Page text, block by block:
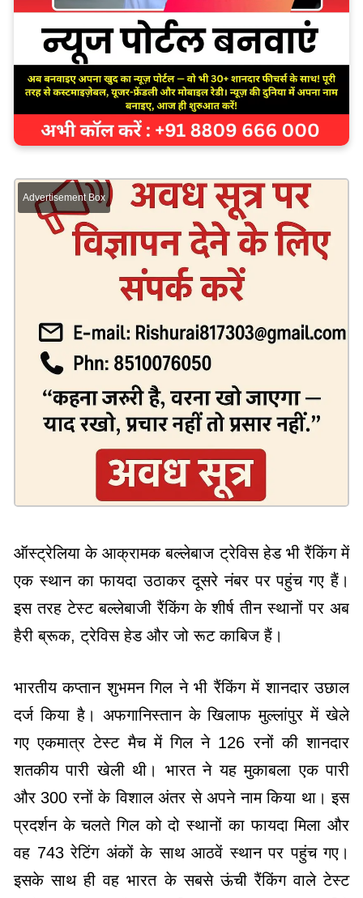
Advertisement Box
ऑस्ट्रेलिया के आक्रामक बल्लेबाज ट्रेविस हेड भी रैंकिंग में
एक स्थान का फायदा उठाकर दूसरे नंबर पर पहुंच गए हैं।
इस तरह टेस्ट बल्लेबाजी रैंकिंग के शीर्ष तीन स्थानों पर अब
हैरी ब्रूक, ट्रेविस हेड और जो रूट काबिज हैं।
भारतीय कप्तान शुभमन गिल ने भी रैंकिंग में शानदार उछाल
दर्ज किया है। अफगानिस्तान के खिलाफ मुल्लांपुर में खेले
गए एकमात्र टेस्ट मैच में गिल ने 126 रनों की शानदार
शतकीय पारी खेली थी। भारत ने यह मुकाबला एक पारी
और 300 रनों के विशाल अंतर से अपने नाम किया था। इस
प्रदर्शन के चलते गिल को दो स्थानों का फायदा मिला और
वह 743 रेटिंग अंकों के साथ आठवें स्थान पर पहुंच गए।
इसके साथ ही वह भारत के सबसे ऊंची रैंकिंग वाले टेस्ट